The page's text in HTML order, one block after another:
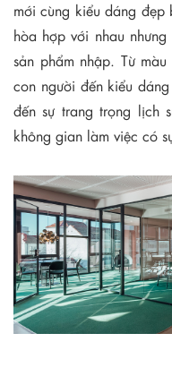
mới cùng kiểu dáng
hòa hợp với nhau
sản phẩm nhập. Từ
con người đến kiểu
đến sự trang trọng lịch
không gian làm việc có